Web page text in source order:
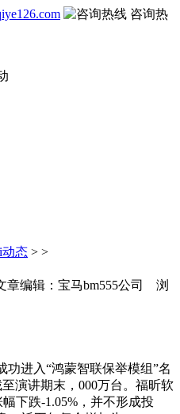
咨询热
动态 > >
章编辑：宝马bm555公司 浏
进入“鸿蒙智联保举模组”名
演讲期末，000万台。福昕软
下跌-1.05%，并不形成投